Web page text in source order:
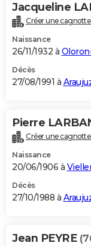
Jacqueline
Créer une
Naissance
26/11/1932 à
Décès
27/08/1991 à
Pierre
Créer une
Naissance
20/06/1906 à
Décès
27/10/1988 à
Jean PEYRE